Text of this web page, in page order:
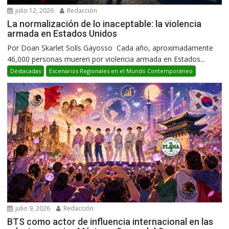
julio 12, 2026 Redacción
La normalización de lo inaceptable: la violencia
armada en Estados Unidos
Por Doan Skarlet Solís Gayosso Cada año, aproximadamente
46,000 personas mueren por violencia armada en Estados...
Destacadas Escenarios Regionales en el Mundo Contemporáneo
julio 9, 2026 Redacción
BTS como actor de influencia internacional en las